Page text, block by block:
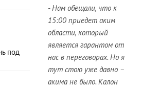
под
- Нам обещали, что к
15:00 приедет аким
области, который
является гарантом от
нас в переговорах. Но я
тут стою уже давно –
акима не было. Калон